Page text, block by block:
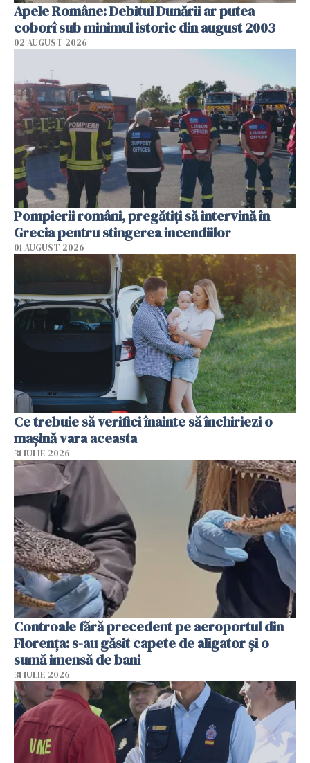
Apele Române: Debitul Dunării ar putea
coborî sub minimul istoric din august 2003
02 AUGUST 2026
Pompierii români, pregătiţi să intervină în
Grecia pentru stingerea incendiilor
01 AUGUST 2026
Ce trebuie să verifici înainte să închiriezi o
mașină vara aceasta
31 IULIE 2026
Controale fără precedent pe aeroportul din
Florența: s-au găsit capete de aligator și o
sumă imensă de bani
31 IULIE 2026